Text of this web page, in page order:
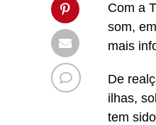
Com a
som,
mais
De
ilhas,
tem